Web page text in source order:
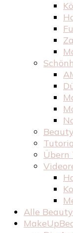
Übern
Alle